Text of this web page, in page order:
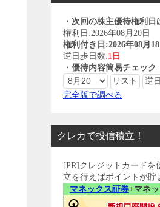
・次回の株主優待権利日
権利日:2026年08月20日
権利付き日:2026年08月18
逆日歩日数:1日
・優待内容簡易チェック
完全版で調べる
クレカで投信積立！
[PR]クレジットカードを
立を行えばポイントが貯
マネックス証券+マネ